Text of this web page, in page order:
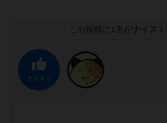
この投稿に 1 名がナイス！
ナイス！